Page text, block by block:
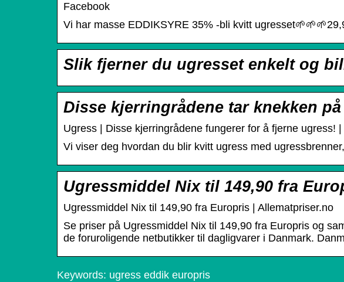
Facebook
Vi har masse EDDIKSYRE 35% -bli kvitt
Slik fjerner du ugresset enkelt og
Disse kjerringrådene tar knekken
Ugress | Disse kjerringrådene fungerer for å fjerne ugress!
Vi viser deg hvordan du blir kvitt ugress med
Ugressmiddel Nix til 149,90 fra
Ugressmiddel Nix til 149,90 fra Europris | Allematpriser.no
Se priser på Ugressmiddel Nix til 149,90 fra Europris og
de foruroligende netbutikker til dagligvarer i Danmark.
Keywords: ugress eddik europris